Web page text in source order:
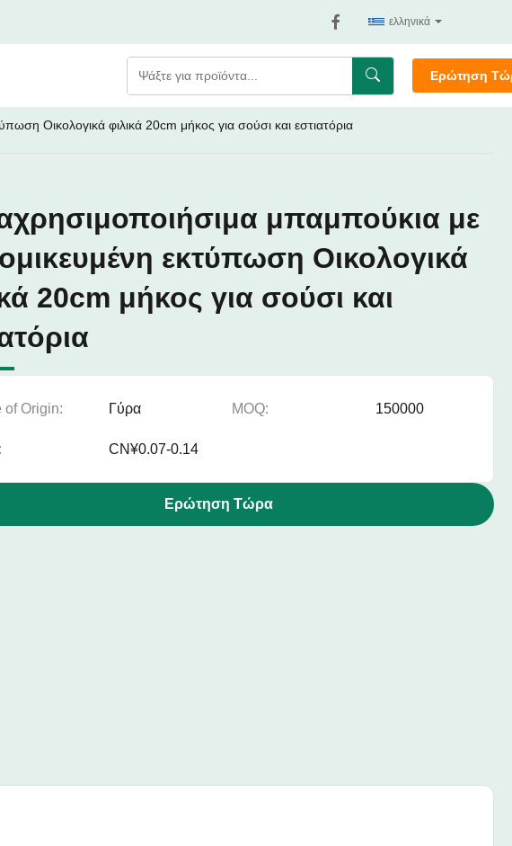
ελληνικά
Ερώτηση
Οικολογικά φιλικά 20cm μήκος για σούσι και εστιατόρια
μπαμπούκια με
εκτύπωση Οικολογικά
20cm μήκος για σούσι και
of Origin: Γύρα MOQ: 150000
CN¥0.07-0.14
Ερώτηση Τώρα